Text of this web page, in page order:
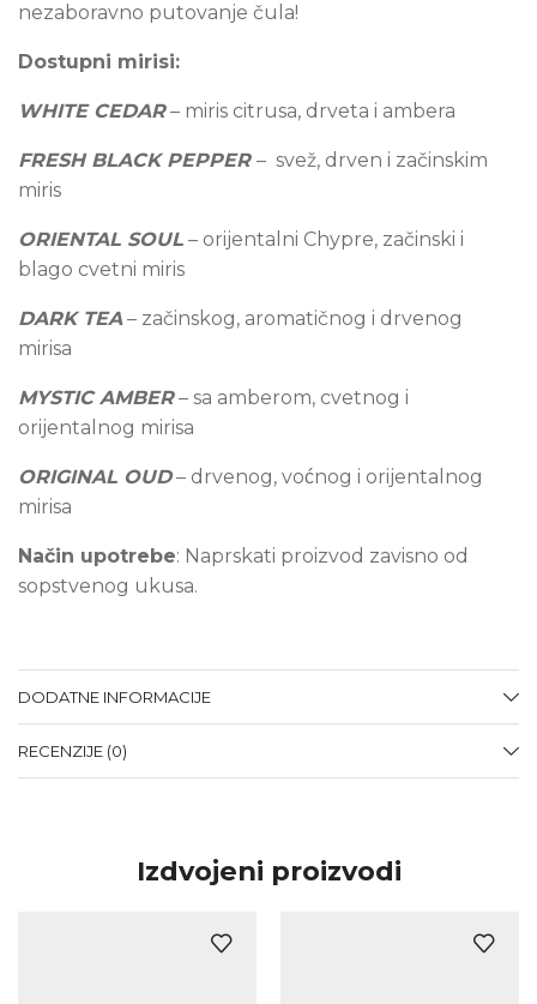
nezaboravno putovanje čula!
Dostupni mirisi:
WHITE CEDAR– miris citrusa, drveta i ambera
FRESH BLACK PEPPER – svež, drven i začinskim
miris
ORIENTAL SOUL – orijentalni Chypre, začinski i
blago cvetni miris
DARK TEA– začinskog, aromatičnog i drvenog
mirisa
MYSTIC AMBER– sa amberom, cvetnog i
orijentalnog mirisa
ORIGINAL OUD– drvenog, voćnog i orijentalnog
mirisa
Način upotrebe: Naprskati proizvod zavisno od
sopstvenog ukusa.
DODATNE INFORMACIJE
RECENZIJE (0)
Izdvojeni proizvodi